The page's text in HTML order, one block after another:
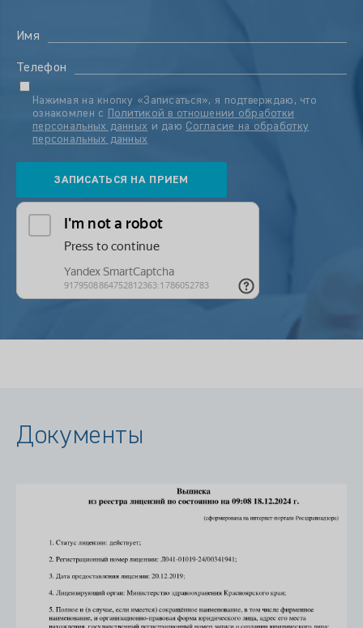
Имя
Телефон
Нажимая на кнопку «Записаться», я подтверждаю, что
ознакомлен с
Политикой в отношении обработки
персональных данных и даю Согласие на обработку
персональных данных
Документы